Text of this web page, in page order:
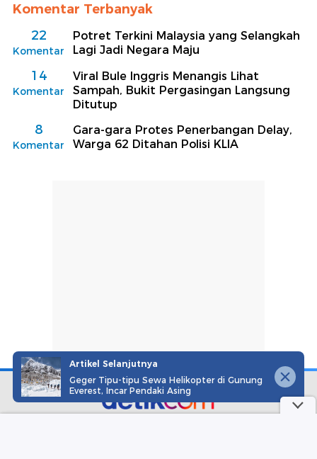
Komentar Terbanyak
22
Komentar
Potret Terkini Malaysia yang Selangkah
Lagi Jadi Negara Maju
14
Komentar
Viral Bule Inggris Menangis Lihat
Sampah, Bukit Pergasingan Langsung
Ditutup
8
Komentar
Gara-gara Protes Penerbangan Delay,
Warga 62 Ditahan Polisi KLIA
Artikel Selanjutnya
Geger Tipu-tipu Sewa Helikopter di Gunung
Everest, Incar Pendaki Asing